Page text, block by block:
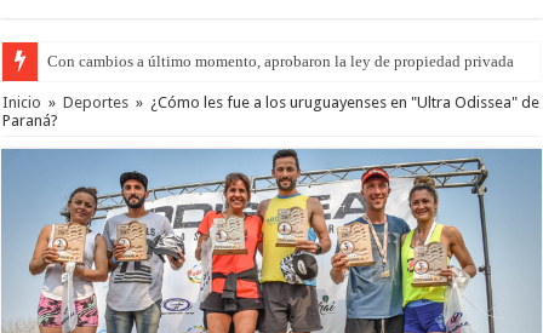
Con cambios a último momento, aprobaron la ley de propiedad privada
Del viernes 7 al domingo 9 de agosto: la agenda ¿A dónde ir? para este
Inicio » Deportes » ¿Cómo les fue a los uruguayenses en "Ultra Odissea" de
Paraná?